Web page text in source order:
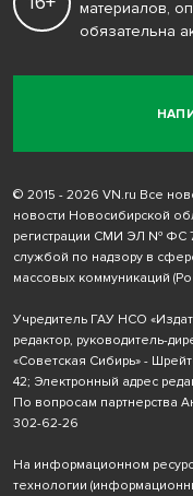
материалов,
обязательна
© 2015 - 2026 VN.ru Все
новости Новосибирской
регистрации СМИ ЭЛ № ФС
службой по надзору в
массовых коммуникаций
Учредитель ГАУ НСО
редактор, руководитель-
«Советская Сибирь» -
42; Электронный адрес
По вопросам партнерства
302-62-26
На информационном
технологии